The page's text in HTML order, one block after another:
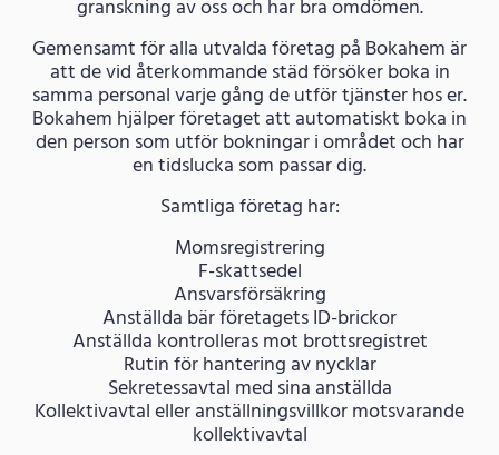
granskning av oss och har bra omdömen.
Gemensamt för alla utvalda företag på Bokahem är
att de vid återkommande städ försöker boka in
samma personal varje gång de utför tjänster hos er.
Bokahem hjälper företaget att automatiskt boka in
den person som utför bokningar i området och har
en tidslucka som passar dig.
Samtliga företag har:
Momsregistrering
F-skattsedel
Ansvarsförsäkring
Anställda bär företagets ID-brickor
Anställda kontrolleras mot brottsregistret
Rutin för hantering av nycklar
Sekretessavtal med sina anställda
Kollektivavtal eller anställningsvillkor motsvarande
kollektivavtal